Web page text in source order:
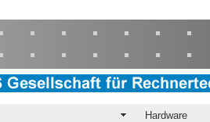
Hardware